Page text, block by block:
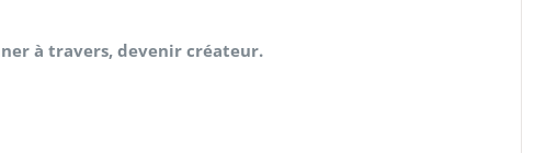
à travers, devenir créateur.